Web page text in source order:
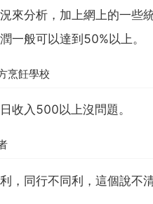
來分析，加上網上的一些
一般可以達到50%以上。
烹飪學校
收入500以上沒問題。
，同行不同利，這個說不